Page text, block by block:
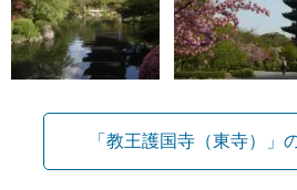
「教王護国寺（東寺）」